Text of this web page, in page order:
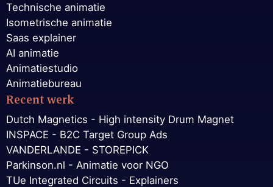
Technische animatie
Isometrische animatie
Saas explainer
AI animatie
Animatiestudio
Animatiebureau
Recent werk
Dutch Magnetics - High intensity Drum Magnet
INSPACE - B2C Target Group Ads
VANDERLANDE - STOREPICK
Parkinson.nl - Animatie voor NGO
TUe Integrated Circuits - Explainers